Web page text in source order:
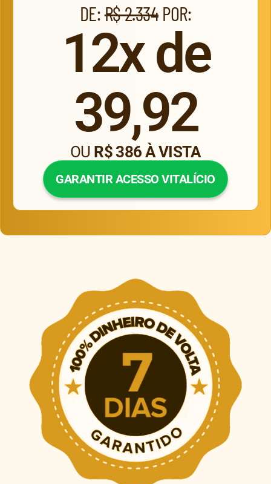
DE:R$ 2.334POR:
12x de
39,92
OU R$ 386 À VISTA
GARANTIR ACESSO VITALÍCIO